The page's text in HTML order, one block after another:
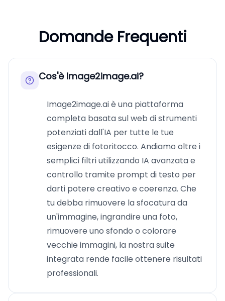
Domande Frequenti
Cos'è Image2image.ai?
Image2image.ai è una piattaforma
completa basata sul web di strumenti
potenziati dall'IA per tutte le tue
esigenze di fotoritocco. Andiamo oltre i
semplici filtri utilizzando IA avanzata e
controllo tramite prompt di testo per
darti potere creativo e coerenza. Che
tu debba rimuovere la sfocatura da
un'immagine, ingrandire una foto,
rimuovere uno sfondo o colorare
vecchie immagini, la nostra suite
integrata rende facile ottenere risultati
professionali.